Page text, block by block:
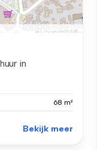
in
68 m²
Bekijk meer